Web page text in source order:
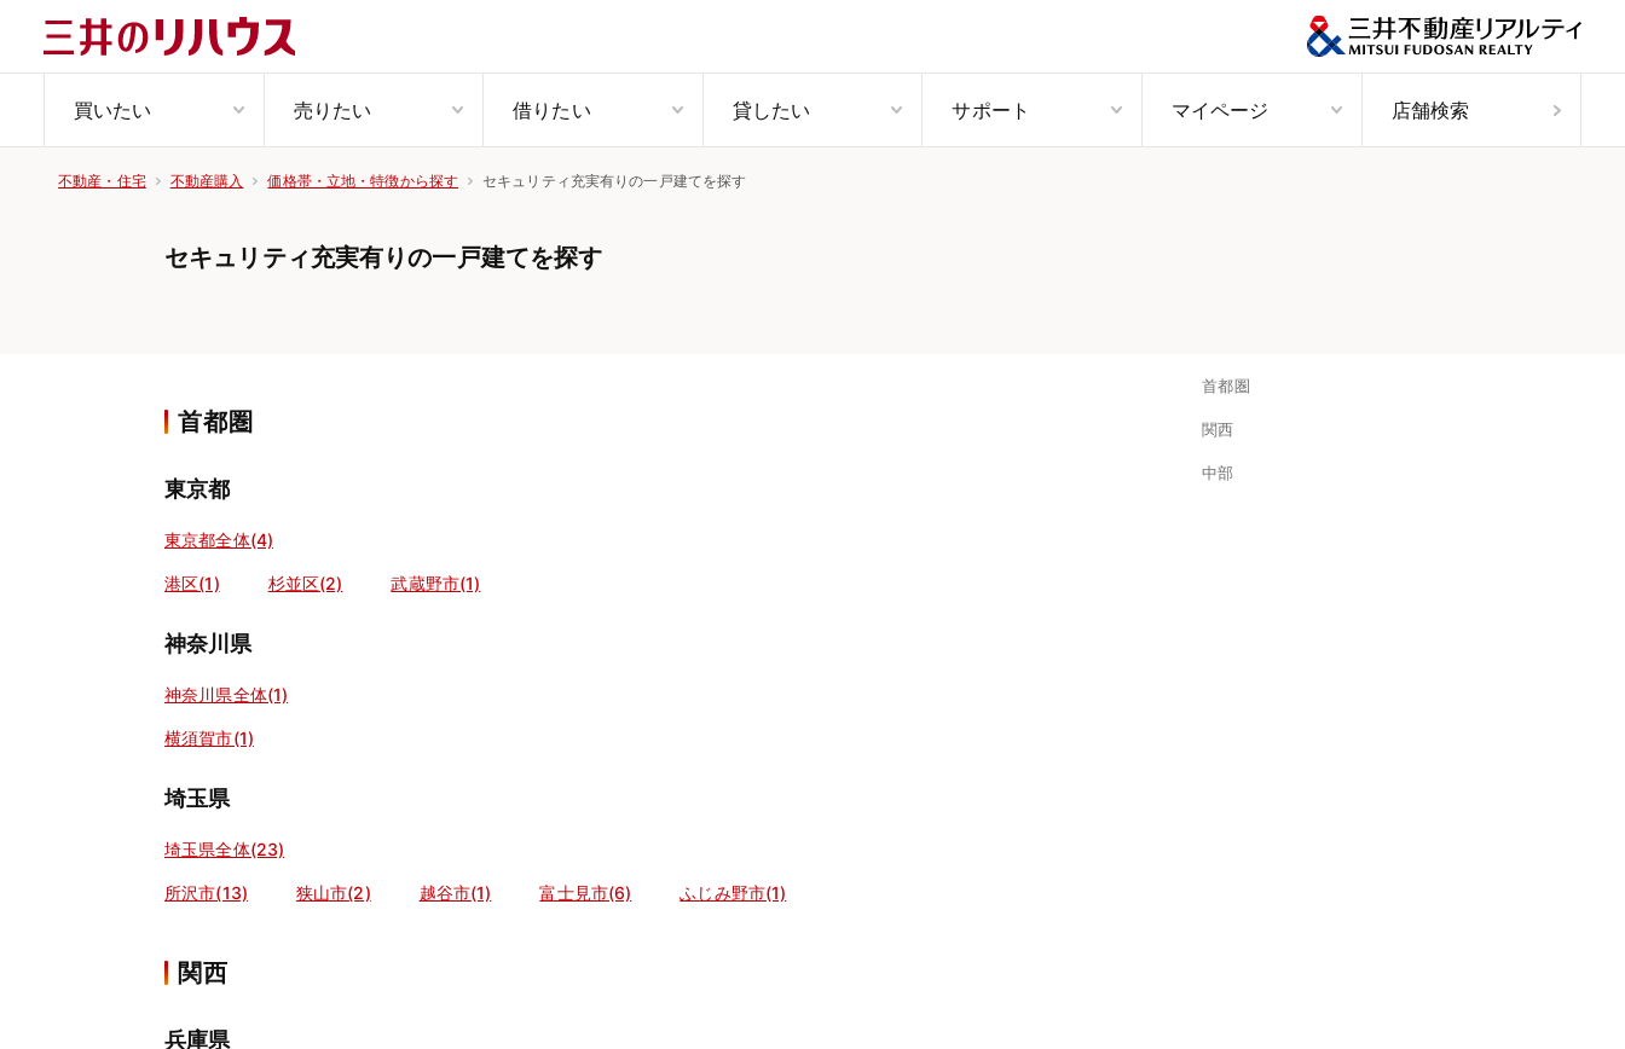
買いたい 売りたい 借りたい 貸したい サポート マイページ 店舗検索
不動産・住宅 不動産購入 価格帯・立地・特徴から探す セキュリティ充実有りの一戸建てを探す
セキュリティ充実有りの一戸建てを探す
首都圏
東京都
東京都全体(4)
港区(1) 杉並区(2) 武蔵野市(1)
神奈川県
神奈川県全体(1)
横須賀市(1)
埼玉県
埼玉県全体(23)
所沢市(13) 狭山市(2) 越谷市(1) 富士見市(6) ふじみ野市(1)
関西
兵庫県
首都圏
関西
中部